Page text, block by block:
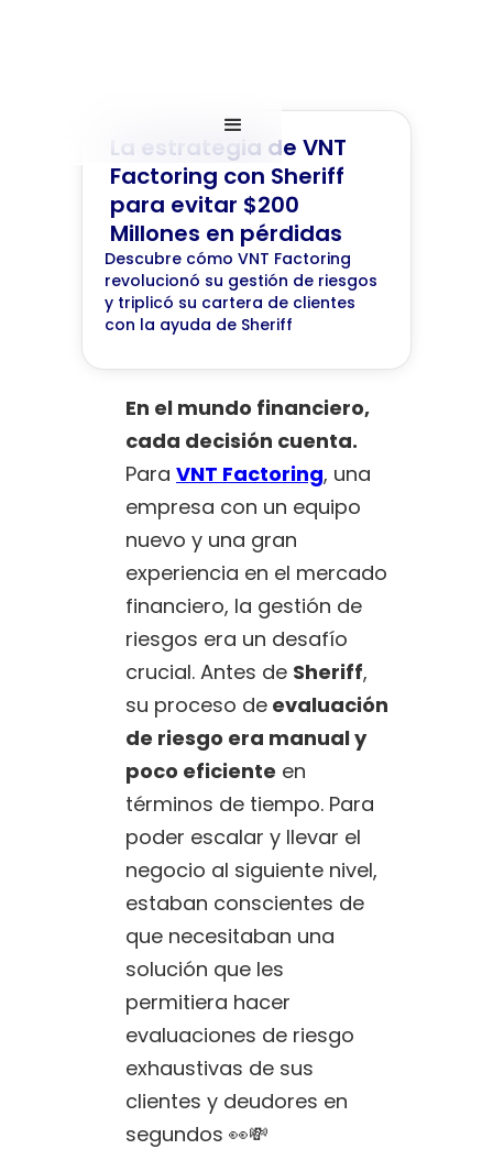
La estrategia de VNT
Factoring con Sheriff
para evitar $200
Millones en pérdidas
Descubre cómo VNT Factoring
revolucionó su gestión de riesgos
y triplicó su cartera de clientes
con la ayuda de Sheriff
En el mundo financiero,
cada decisión cuenta.
Para VNT Factoring, una
empresa con un equipo
nuevo y una gran
experiencia en el mercado
financiero, la gestión de
riesgos era un desafío
crucial. Antes de Sheriff,
su proceso de evaluación
de riesgo era manual y
poco eficiente en
términos de tiempo. Para
poder escalar y llevar el
negocio al siguiente nivel,
estaban conscientes de
que necesitaban una
solución que les
permitiera hacer
evaluaciones de riesgo
exhaustivas de sus
clientes y deudores en
segundos 👀💸